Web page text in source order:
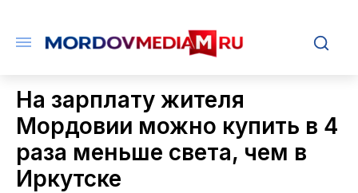
На зарплату жителя
Мордовии можно купить в 4
раза меньше света, чем в
Иркутске